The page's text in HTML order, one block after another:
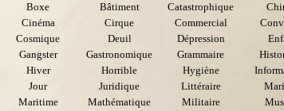
Boxe
Bâtiment Catastrophique
Cinéma
Cirque Commercial
Cosmique
Deuil Dépression
Gangster
Gastronomique Grammaire
Hiver
Horrible Hygiène
Jour
Juridique Littéraire
Maritime
Mathématique Militaire